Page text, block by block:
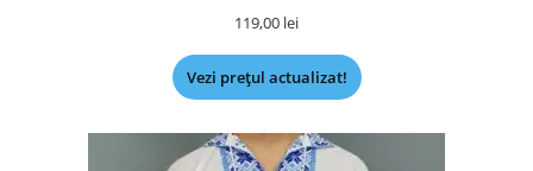
119,00 lei
Vezi prețul actualizat!